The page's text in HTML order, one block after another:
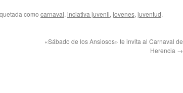
como carnaval, inciativa juvenil, jovenes, juventud.
«Sábado de los Ansiosos» te invita al Carnaval de
Herencia →